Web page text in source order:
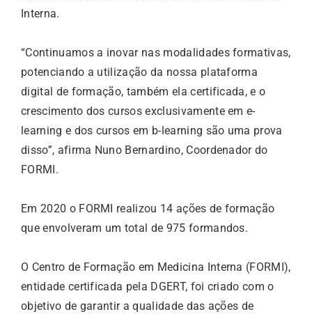
Interna.
“Continuamos a inovar nas modalidades formativas,
potenciando a utilização da nossa plataforma
digital de formação, também ela certificada, e o
crescimento dos cursos exclusivamente em e-
learning e dos cursos em b-learning são uma prova
disso”, afirma Nuno Bernardino, Coordenador do
FORMI.
Em 2020 o FORMI realizou 14 ações de formação
que envolveram um total de 975 formandos.
O Centro de Formação em Medicina Interna (FORMI),
entidade certificada pela DGERT, foi criado com o
objetivo de garantir a qualidade das ações de